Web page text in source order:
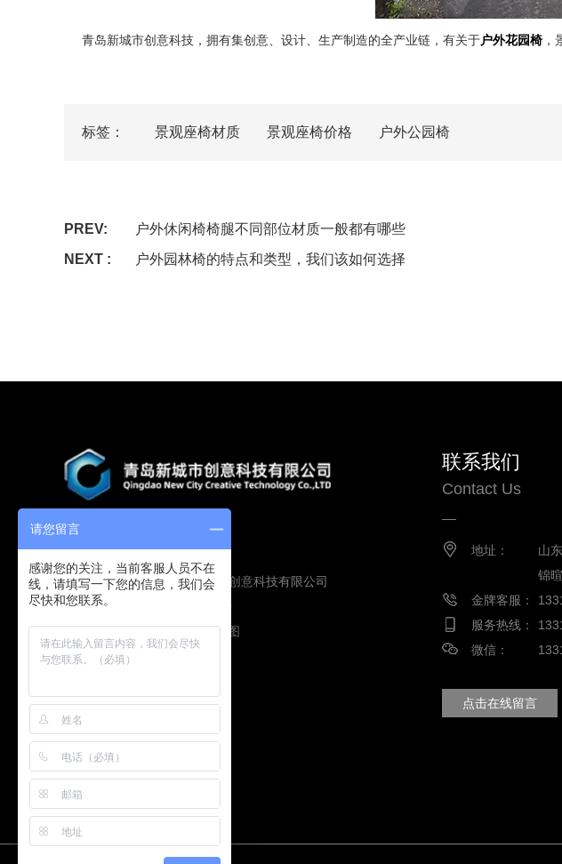
青岛新城市创意科技， 拥有集创意、设计、生产制造的全产业链，有关于户外花园椅
标签： 景观座椅材质 景观座椅价格 户外公园椅
PREV:
户外休闲椅椅腿不同部位材质一般都有哪些
NEXT :
户外园林椅的特点和类型，我们该如何选择
Copyright © 2019 青岛新城市创意科技有限公司
版权所有
鲁ICP备16009134号
技术支持：圭谷设计 网站地图
联系我们
Contact Us
地址：
山
锦
金牌客服：
服务热线：
微信：
点击在线留言
请您留言
感谢您的关注，当前客服人员不在
线，请填写一下您的信息，我们会
尽快和您联系。